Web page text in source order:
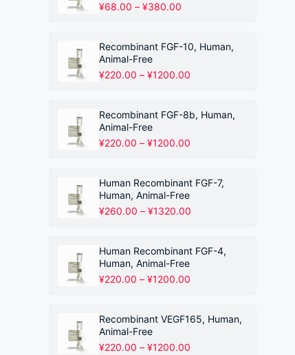
¥68.00 – ¥380.00
围：
¥68.00
¥380.00
Recombinant FGF-10, Human,
Animal-Free
¥220.00 – ¥1200.00
围：
¥220.00
Recombinant FGF-8b, Human,
Animal-Free
¥220.00 – ¥1200.00
围：
¥220.00
¥1200.00
Human Recombinant FGF-7,
Human, Animal-Free
¥260.00 – ¥1320.00
围：
¥260.00
Human Recombinant FGF-4,
Human, Animal-Free
¥220.00 – ¥1200.00
围：
¥220.00
Recombinant VEGF165, Human,
Animal-Free
¥220.00 – ¥1200.00